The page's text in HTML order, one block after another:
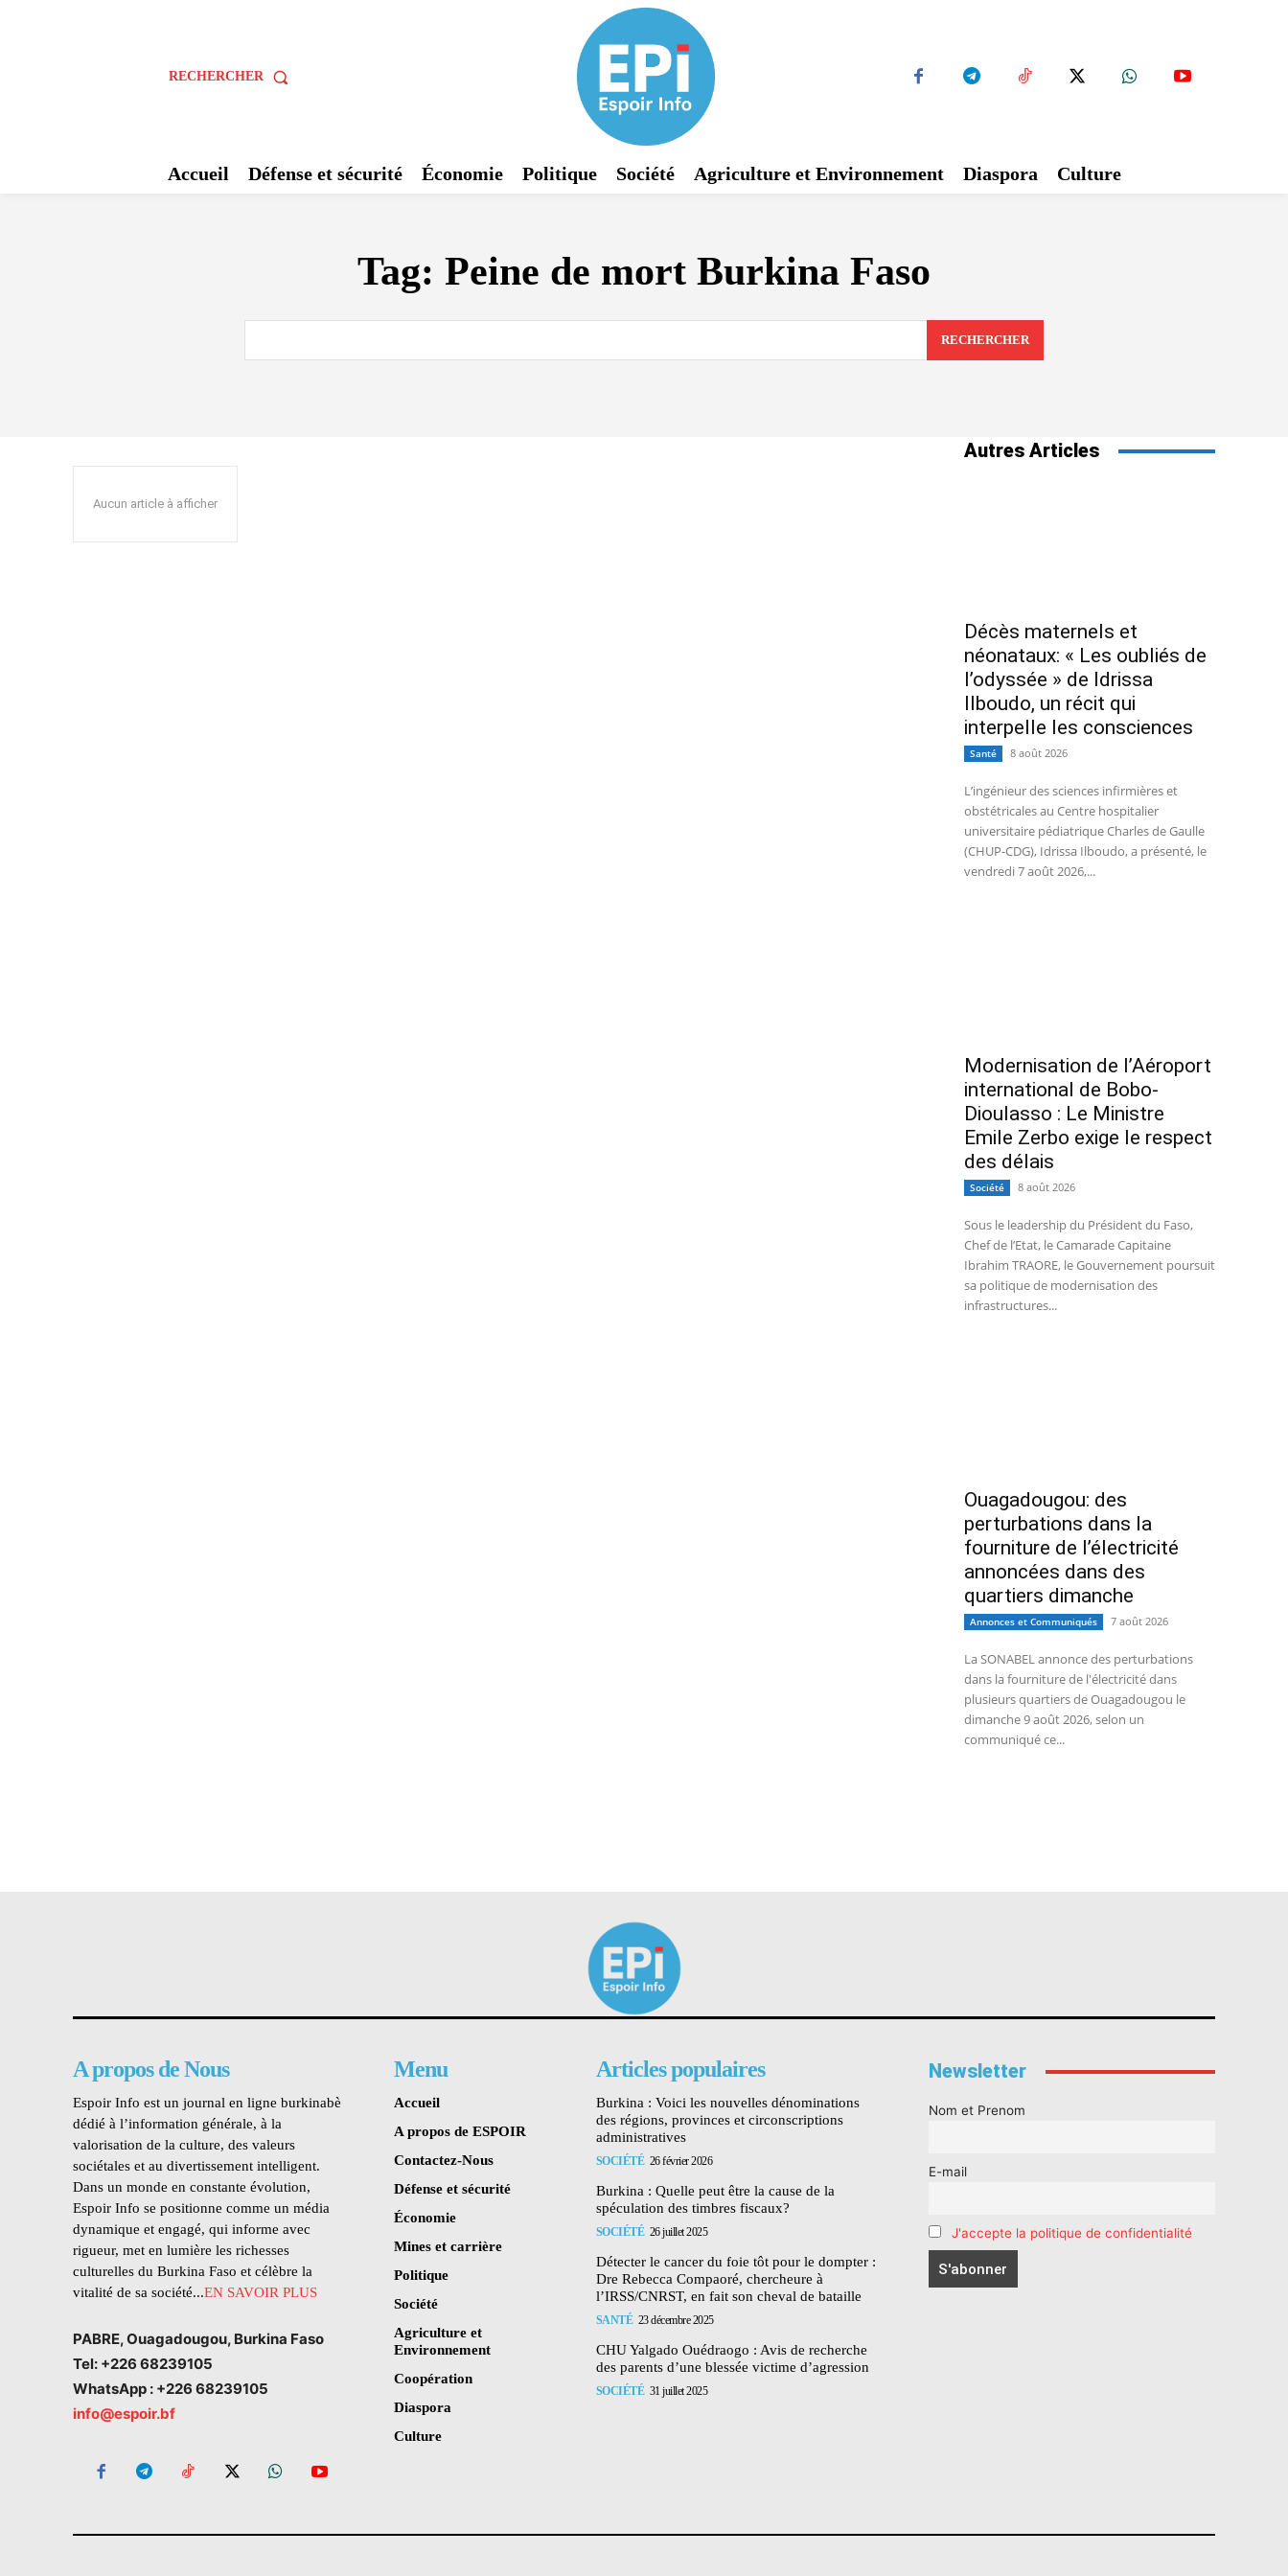
RECHERCHER
Accueil Défense et sécurité Économie Politique Société Agriculture et Environnement Diaspora Culture
Tag: Peine de mort Burkina Faso
RECHERCHER
Aucun article à afficher
Autres Articles
Décès maternels et
néonataux: « Les oubliés de
l’odyssée » de Idrissa
Ilboudo, un récit qui
interpelle les consciences
Santé 8 août 2026
L’ingénieur des sciences infirmières et
obstétricales au Centre hospitalier
universitaire pédiatrique Charles de Gaulle
(CHUP-CDG), Idrissa Ilboudo, a présenté, le
vendredi 7 août 2026,...
Modernisation de l’Aéroport
international de Bobo-
Dioulasso : Le Ministre
Emile Zerbo exige le respect
des délais
Société 8 août 2026
Sous le leadership du Président du Faso,
Chef de l’Etat, le Camarade Capitaine
Ibrahim TRAORE, le Gouvernement poursuit
sa politique de modernisation des
infrastructures...
Ouagadougou: des
perturbations dans la
fourniture de l’électricité
annoncées dans des
quartiers dimanche
Annonces et Communiqués 7 août 2026
La SONABEL annonce des perturbations
dans la fourniture de l'électricité dans
plusieurs quartiers de Ouagadougou le
dimanche 9 août 2026, selon un
communiqué ce...
A propos de Nous
Espoir Info est un journal en ligne burkinabè
dédié à l’information générale, à la
valorisation de la culture, des valeurs
sociétales et au divertissement intelligent.
Dans un monde en constante évolution,
Espoir Info se positionne comme un média
dynamique et engagé, qui informe avec
rigueur, met en lumière les richesses
culturelles du Burkina Faso et célèbre la
vitalité de sa société...EN SAVOIR PLUS
PABRE, Ouagadougou, Burkina Faso
Tel: +226 68239105
WhatsApp : +226 68239105
info@espoir.bf
Menu
Accueil
A propos de ESPOIR
Contactez-Nous
Défense et sécurité
Économie
Mines et carrière
Politique
Société
Agriculture et
Environnement
Coopération
Diaspora
Culture
Articles populaires
Burkina : Voici les nouvelles dénominations
des régions, provinces et circonscriptions
administratives
SOCIÉTÉ 26 février 2026
Burkina : Quelle peut être la cause de la
spéculation des timbres fiscaux?
SOCIÉTÉ 26 juillet 2025
Détecter le cancer du foie tôt pour le dompter :
Dre Rebecca Compaoré, chercheure à
l’IRSS/CNRST, en fait son cheval de bataille
SANTÉ 23 décembre 2025
CHU Yalgado Ouédraogo : Avis de recherche
des parents d’une blessée victime d’agression
SOCIÉTÉ 31 juillet 2025
Newsletter
Nom et Prenom
E-mail
J'accepte la politique de confidentialité